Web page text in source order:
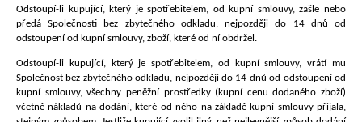
Odstoupí-li kupující, který je spotřebitelem, od kupní smlouvy, zašle nebo
předá Společnosti bez zbytečného odkladu, nejpozději do 14 dnů od
odstoupení od kupní smlouvy, zboží, které od ní obdržel.
Odstoupí-li kupující, který je spotřebitelem, od kupní smlouvy, vrátí mu
Společnost bez zbytečného odkladu, nejpozději do 14 dnů od odstoupení od
kupní smlouvy, všechny peněžní prostředky (kupní cenu dodaného zboží)
včetně nákladů na dodání, které od něho na základě kupní smlouvy přijala,